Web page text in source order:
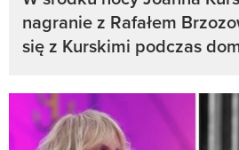
nagranie z Rafałem
się z Kurskimi podczas